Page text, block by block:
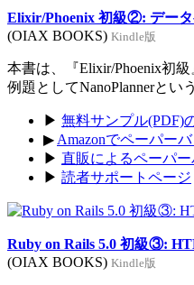
Elixir/Phoenix 初級②: デー
(OIAX BOOKS) Kindle版
本書は、『Elixir/Phoenix初
例題としてNanoPlannerとい
▶ 無料サンプル(PDF)
▶ Amazonでペーパー
▶ 直販によるペーパ
▶ 読者サポートページ
Ruby on Rails 5.0 初級③:
(OIAX BOOKS) Kindle版